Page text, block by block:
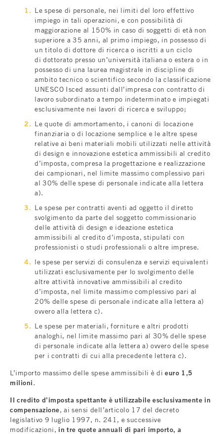
Le spese di personale, nei limiti del loro effettivo
impiego in tali operazioni, e con possibilità di
maggiorazione al 150% in caso di soggetti di età non
superiore a 35 anni, al primo impiego, in possesso di
un titolo di dottore di ricerca o iscritti a un ciclo
di dottorato presso un’università italiana o estera o in
possesso di una laurea magistrale in discipline di
ambito tecnico o scientifico secondo la classificazione
UNESCO Isced assunti dall’impresa con contratto di
lavoro subordinato a tempo indeterminato e impiegati
esclusivamente nei lavori di ricerca e sviluppo;
Le quote di ammortamento, i canoni di locazione
finanziaria o di locazione semplice e le altre spese
relative ai beni materiali mobili utilizzati nelle attività
di design e innovazione estetica ammissibili al credito
d’imposta, compresa la progettazione e realizzazione
dei campionari, nel limite massimo complessivo pari
al 30% delle spese di personale indicate alla lettera
a).
Le spese per contratti aventi ad oggetto il diretto
svolgimento da parte del soggetto commissionario
delle attività di design e ideazione estetica
ammissibili al credito d’imposta, stipulati con
professionisti o studi professionali o altre imprese.
le spese per servizi di consulenza e servizi equivalenti
utilizzati esclusivamente per lo svolgimento delle
altre attività innovative ammissibili al credito
d’imposta, nel limite massimo complessivo pari al
20% delle spese di personale indicate alla lettera a)
ovvero alla lettera c).
Le spese per materiali, forniture e altri prodotti
analoghi, nel limite massimo pari al 30% delle spese
di personale indicate alla lettera a) ovvero delle spese
per i contratti di cui alla precedente lettera c).
L’importo massimo delle spese ammissibili è dieuro 1,5
milioni.
Il credito d’imposta spettante è utilizzabile esclusivamente in
compensazione, ai sensi dell’articolo 17 del decreto
legislativo 9 luglio 1997, n. 241, e successive
modificazioni, in tre quote annuali di pari importo, a